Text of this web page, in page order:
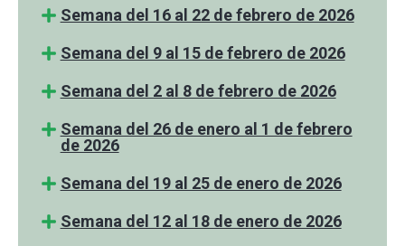
Semana del 16 al 22 de febrero de 2026
Semana del 9 al 15 de febrero de 2026
Semana del 2 al 8 de febrero de 2026
Semana del 26 de enero al 1 de febrero
de 2026
Semana del 19 al 25 de enero de 2026
Semana del 12 al 18 de enero de 2026